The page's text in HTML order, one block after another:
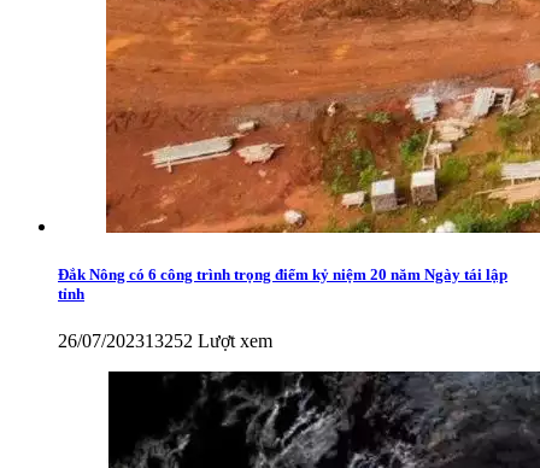
Đắk Nông có 6 công trình trọng điểm kỷ niệm 20 năm Ngày tái lập
tỉnh
26/07/202313252 Lượt xem